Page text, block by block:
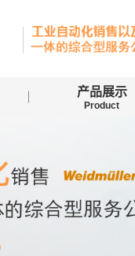
产品展示
Product